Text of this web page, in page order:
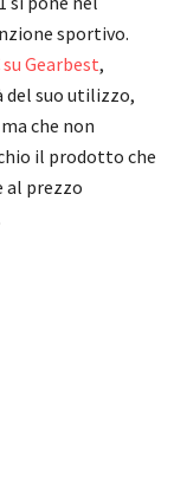
sportivo.
Gearbest,
del suo utilizzo,
che non
il prodotto che
al prezzo